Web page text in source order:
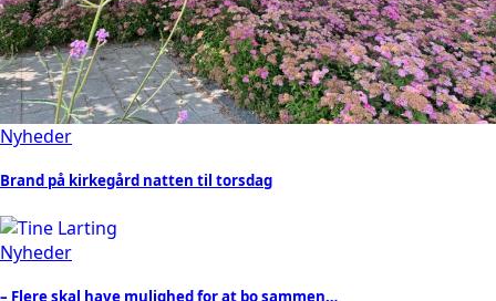
Nyheder
Brand på kirkegård natten til torsdag
Nyheder
– Flere skal have mulighed for at bo sammen…